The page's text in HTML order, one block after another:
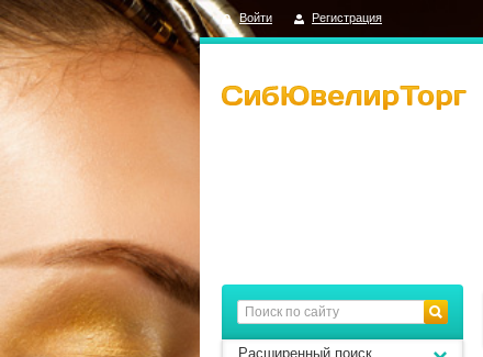
Войти Регистрация
Расширенный поиск